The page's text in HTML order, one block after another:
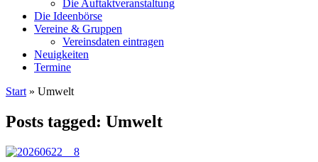
Die Auftaktveranstaltung
Die Ideenbörse
Vereine & Gruppen
Vereinsdaten eintragen
Neuigkeiten
Termine
Start » Umwelt
Posts tagged: Umwelt